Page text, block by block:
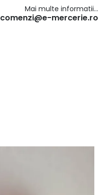
Mai multe informatii…
comenzi@e-mercerie.ro